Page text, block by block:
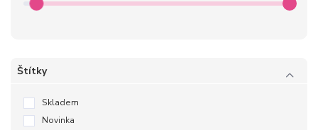
Štítky
Skladem
Novinka